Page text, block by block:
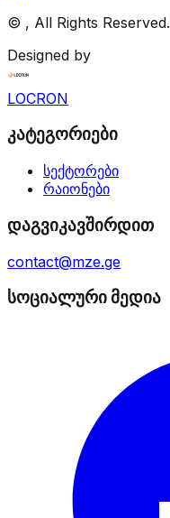
© , All Rights Reserved.
Designed by
LOCRON
კატეგორიები
სექტორები
რაიონები
დაგვიკავშირდით
contact@mze.ge
სოციალური მედია